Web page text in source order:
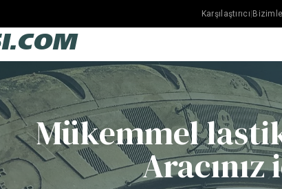
Karşılaştırıcı
Mükemmel
Aracınız